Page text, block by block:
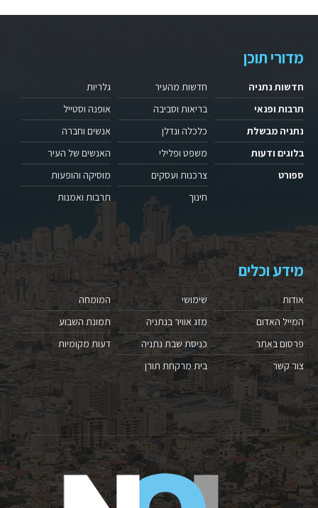
מדורי תוכן
חדשות נתניה
תרבות ופנאי
נתניה מבשלת
בלוגים ודעות
ספורט
חדשות מהעיר
בריאות וסביבה
כלכלה ונדלן
משפט ופלילי
צרכנות ועסקים
חינוך
גלריות
אופנה וסטייל
אנשים וחברה
האנשים של העיר
מוסיקה והופעות
תרבות ואמנות
מידע וכלים
אודות
המייל האדום
פרסום באתר
צור קשר
שימושי
מזג אוויר בנתניה
כניסת שבת נתניה
בית מרקחת תורן
המומחה
תמונת השבוע
דעות מקומיות